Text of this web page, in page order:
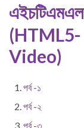
এইচটিএমএল
Video)
পর্ব -১
পর্ব -২
পর্ব -৩